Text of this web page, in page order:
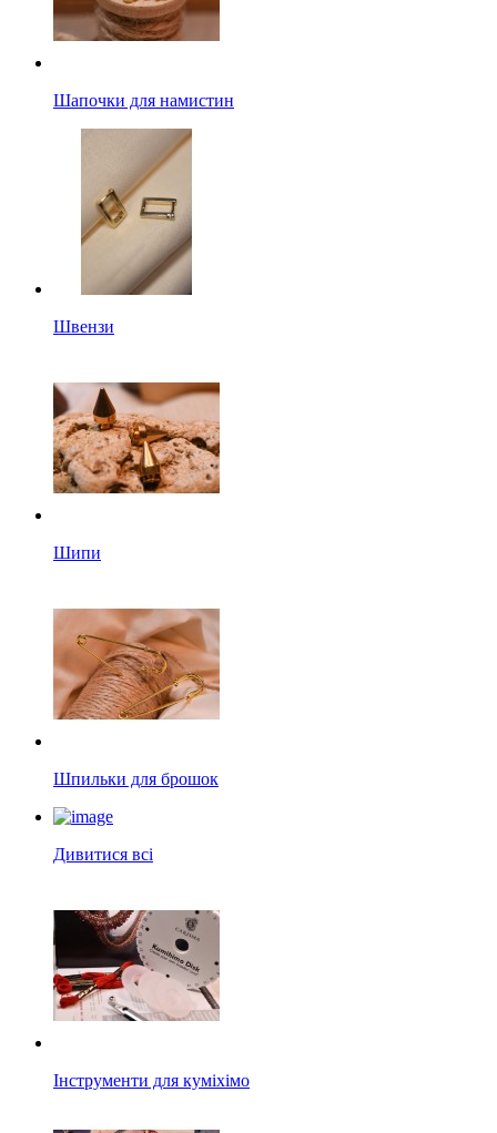
Шапочки для намистин
Швензи
Шипи
Шпильки для брошок
Дивитися всі
Інструменти для куміхімо